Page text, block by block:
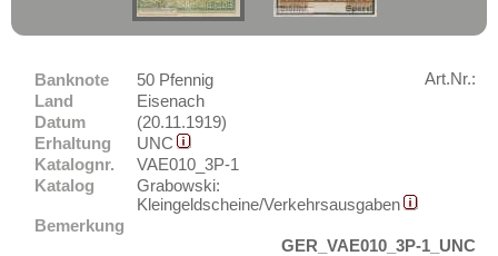
Emmerich
Ennigerloh
Erbach im Odenwald
Erfurt
Erkelenz
Erlangen
Sets
Banknotenbriefe
Kataloge
Aufbewahrung
Gutscheine
Banknote
50 Pfennig
Land
Eisenach
Datum
(20.11.1919)
Erhaltung
UNC
Katalognr.
VAE010_3P-1
Katalog
Grabowski:
Kleingeldscheine/Verkehrsausgaben
Bemerkung
Art.Nr.:
GER_VAE010_3P-1_UNC